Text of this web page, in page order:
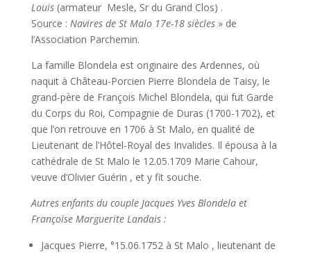
Louis(armateur Mesle, Sr du Grand Clos) .
Source : Navires de St Malo 17e-18 siècles» de
l’Association Parchemin.
La famille Blondela est originaire des Ardennes, où
naquit à Château-Porcien Pierre Blondela de Taisy, le
grand-père de François Michel Blondela, qui fut Garde
du Corps du Roi, Compagnie de Duras (1700-1702), et
que l’on retrouve en 1706 à St Malo, en qualité de
Lieutenant de l’Hôtel-Royal des Invalides. Il épousa à la
cathédrale de St Malo le 12.05.1709 Marie Cahour,
veuve d’Olivier Guérin , et y fit souche.
Autres enfants du couple Jacques Yves Blondela et
Françoise Marguerite Landais :
Jacques Pierre, °15.06.1752 à St Malo , lieutenant de